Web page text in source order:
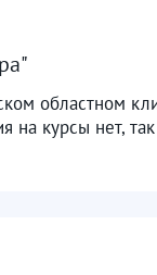
областном
на курсы нет,